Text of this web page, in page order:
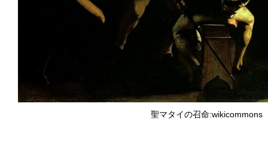
聖マタイの召命:wikicommons